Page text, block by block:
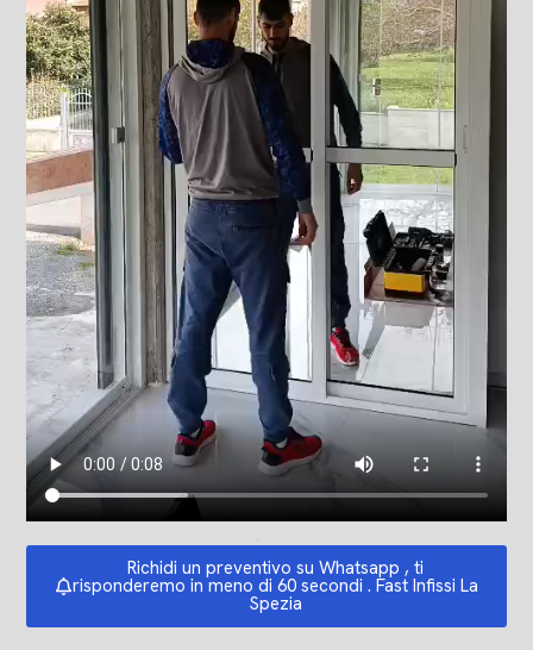
Richidi un preventivo su Whatsapp , ti
risponderemo in meno di 60 secondi . Fast Infissi La
Spezia